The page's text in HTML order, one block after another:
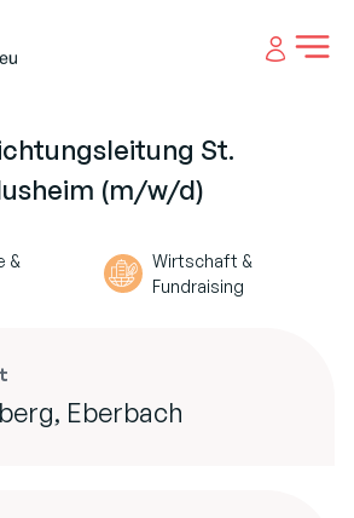
Open
St.
(m/w/d)
&
Wirtschaft &
Fundraising
Eberbach